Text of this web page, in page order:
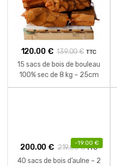
120.00 € 139.00€ TTC
15 sacs de bois de bouleau
100% sec de 8 kg – 25cm
-19.00 €
200.00€ 219.00€ TTC
40 sacs de bois d’aulne – 2